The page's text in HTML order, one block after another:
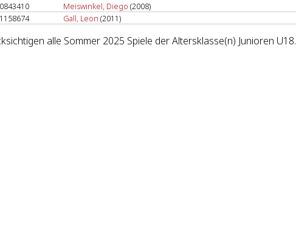
Meiswinkel, Diego (2008)
Gall, Leon (2011)
alle Sommer 2025 Spiele der Altersklasse(n) Junioren U18.